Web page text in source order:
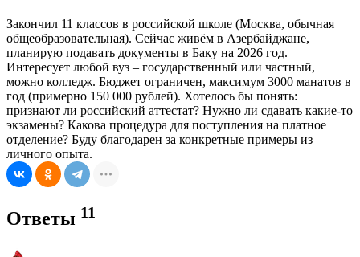
Закончил 11 классов в российской школе (Москва, обычная
общеобразовательная). Сейчас живём в Азербайджане,
планирую подавать документы в Баку на 2026 год.
Интересует любой вуз – государственный или частный,
можно колледж. Бюджет ограничен, максимум 3000 манатов в
год (примерно 150 000 рублей). Хотелось бы понять:
признают ли российский аттестат? Нужно ли сдавать какие-то
экзамены? Какова процедура для поступления на платное
отделение? Буду благодарен за конкретные примеры из
личного опыта.
Ответы 11